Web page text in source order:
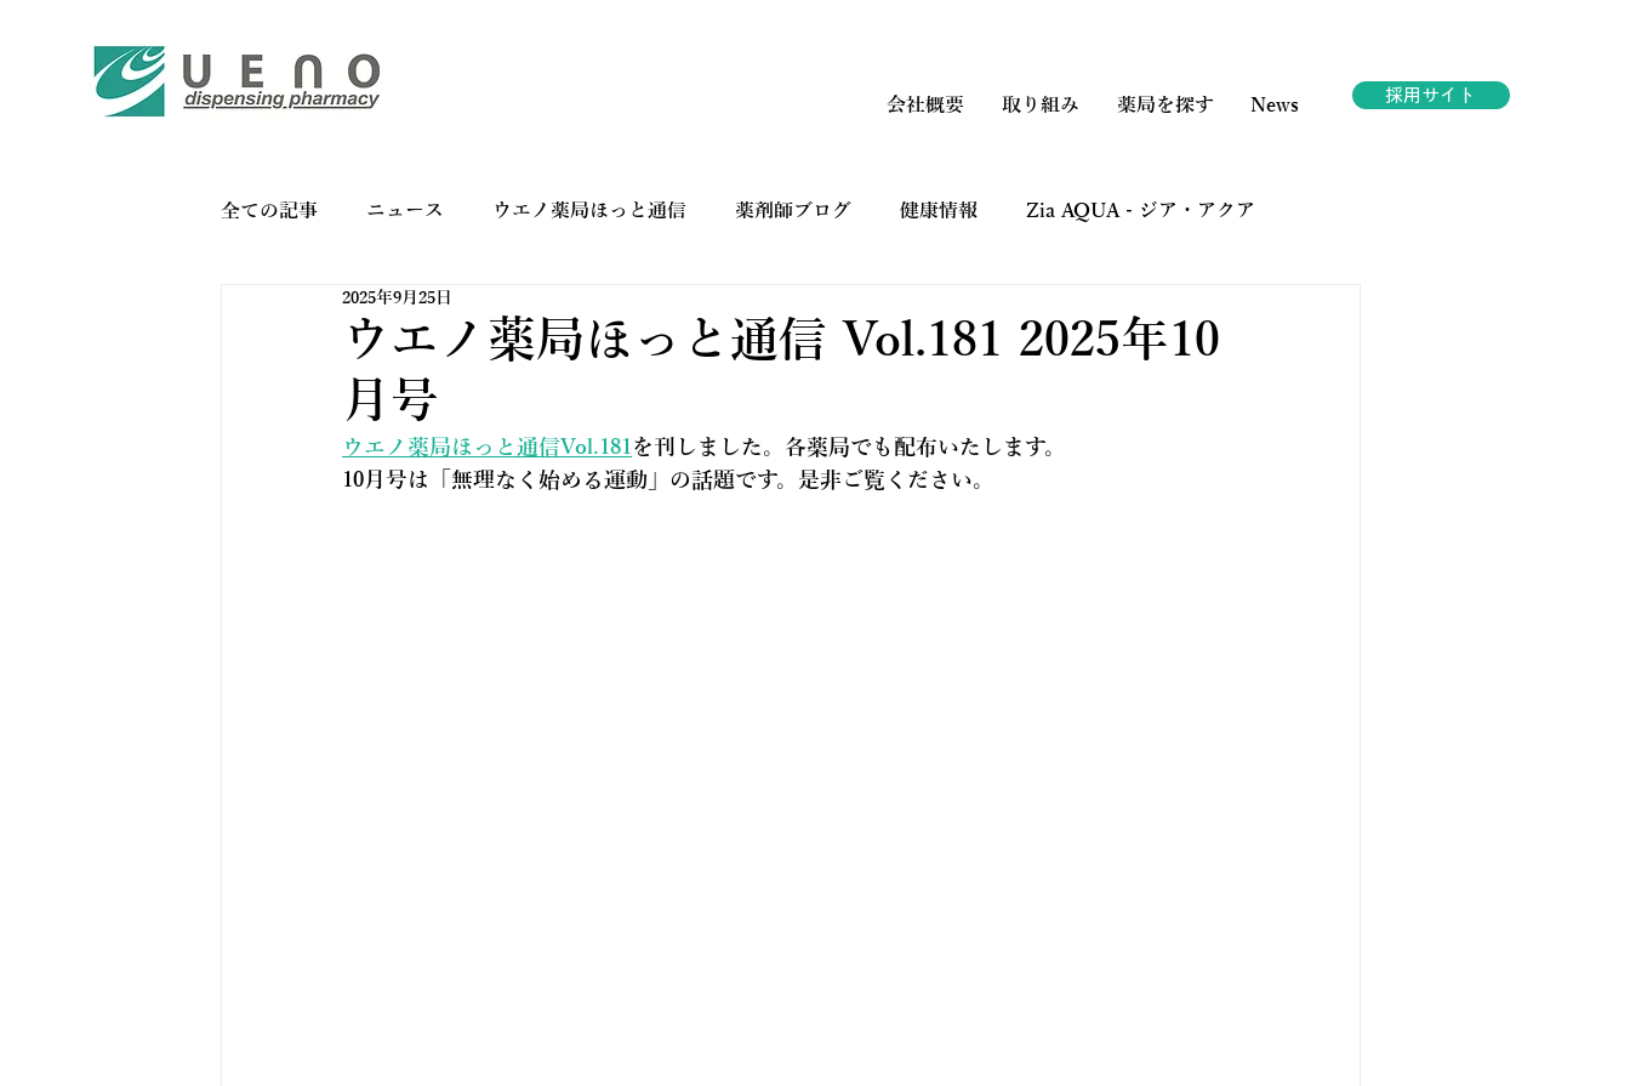
会社概要 取り組み 薬局を探す News 採用サイト
全ての記事 ニュース ウエノ薬局ほっと通信 薬剤師ブログ 健康情報 Zia AQUA - ジア・アクア
バイオリンク お薬手帳の上手なつかい方
ウエノ薬局ほっと通信 Vol.181 2025年10
月号
2025年9月25日
ウエノ薬局ほっと通信Vol.181を刊しました。各薬局でも配布いたします。
10月号は「無理なく始める運動」の話題です。是非ご覧ください。